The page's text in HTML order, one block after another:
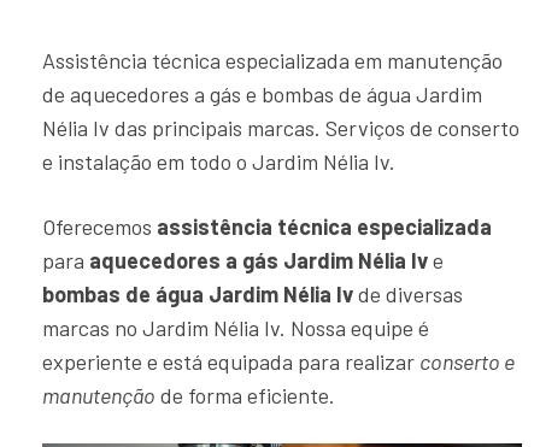
Assistência técnica especializada em manutenção
de aquecedores a gás e bombas de água Jardim
Nélia Iv das principais marcas. Serviços de conserto
e instalação em todo o Jardim Nélia Iv.
Oferecemos assistência técnica especializada
para aquecedores a gás Jardim Nélia Ive
bombas de água Jardim Nélia Ivde diversas
marcas no Jardim Nélia Iv. Nossa equipe é
experiente e está equipada para realizar conserto e
manutenção de forma eficiente.